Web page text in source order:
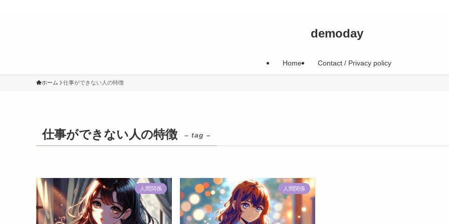
demoday
Home Contact / Privacy policy
ホーム 仕事ができない人の特徴
仕事ができない人の特徴 – tag –
人間関係 人間関係